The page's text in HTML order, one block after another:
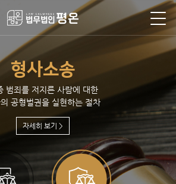
변호
개
개
업무
분야
민사
소송
형사
오시
는 길
오시
는 길
형사소송
범죄를 저지른 사람에 대한
공형벌권을 실현하는 절차
자세히 보기 >